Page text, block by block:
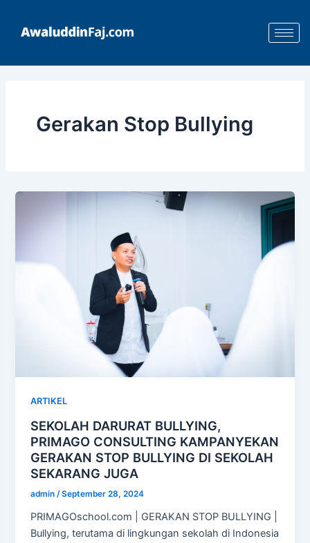
content
Gerakan Stop Bullying
ARTIKEL
SEKOLAH DARURAT BULLYING,
PRIMAGO CONSULTING KAMPANYEKAN
GERAKAN STOP BULLYING DI SEKOLAH
SEKARANG JUGA
admin/September 28, 2024
PRIMAGOschool.com | GERAKAN STOP BULLYING |
Bullying, terutama di lingkungan sekolah di Indonesia